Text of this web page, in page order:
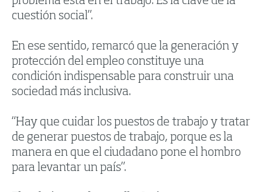
cuestión social”.
En ese sentido, remarcó que la generación y
protección del empleo constituye una
condición indispensable para construir una
sociedad más inclusiva.
“Hay que cuidar los puestos de trabajo y tratar
de generar puestos de trabajo, porque es la
manera en que el ciudadano pone el hombro
para levantar un país”.